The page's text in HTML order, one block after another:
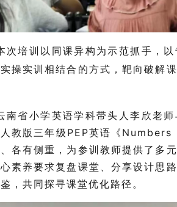
次培训以同课异构为示范抓手，
操实训相结合的方式，靶向破解
南省小学英语学科带头人李欣老
教版三年级 PEP英语《
各有侧重，为参训教师提供了多
素养要求复盘课堂、分享设计思
，共同探寻课堂优化路径。